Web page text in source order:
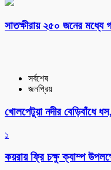
সাতক্ষীরায় ২৫০ জনের মধ্যে
সর্বশেষ
জনপ্রিয়
খোলপেটুয়া নদীর বেড়িবাঁধে
১
কয়রায় ফ্রি চক্ষু ক্যাম্প